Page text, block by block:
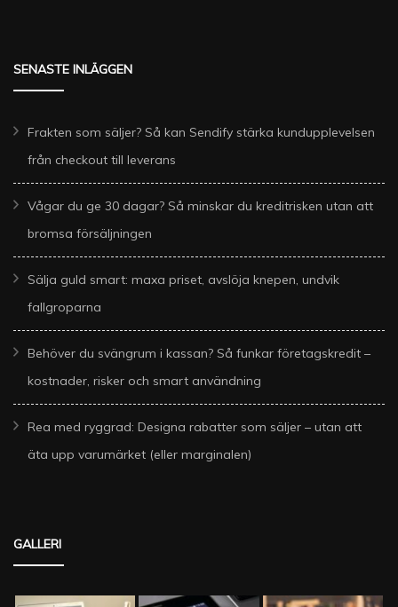
SENASTE INLÄGGEN
Frakten som säljer? Så kan Sendify stärka kundupplevelsen
från checkout till leverans
Vågar du ge 30 dagar? Så minskar du kreditrisken utan att
bromsa försäljningen
Sälja guld smart: maxa priset, avslöja knepen, undvik
fallgroparna
Behöver du svängrum i kassan? Så funkar företagskredit –
kostnader, risker och smart användning
Rea med ryggrad: Designa rabatter som säljer – utan att
äta upp varumärket (eller marginalen)
GALLERI